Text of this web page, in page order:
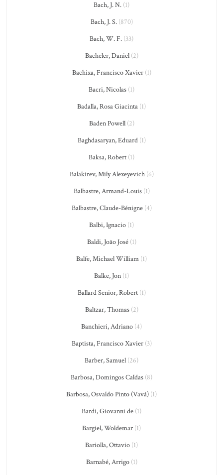
Bach, J. N. (1)
Bach, J. S.(870)
Bach, W. F. (33)
Bacheler, Daniel(2)
Bachixa, Francisco Xavier(1)
Bacri, Nicolas (1)
Badalla, Rosa Giacinta (1)
Baden Powell(2)
Baghdasaryan, Eduard(1)
Baksa, Robert (1)
Balakirev, Mily Alexeyevich(6)
Balbastre, Armand-Louis(1)
Balbastre, Claude-Bénigne(4)
Balbi, Ignacio (1)
Baldi, João José(1)
Balfe, Michael William (1)
Balke, Jon (1)
Ballard Senior, Robert(1)
Baltzar, Thomas(2)
Banchieri, Adriano (4)
Baptista, Francisco Xavier(3)
Barber, Samuel (26)
Barbosa, Domingos Caldas (8)
Barbosa, Osvaldo Pinto (Vavá) (1)
Bardi, Giovanni de (1)
Bargiel, Woldemar (1)
Bariolla, Ottavio (1)
Barnabé, Arrigo(1)